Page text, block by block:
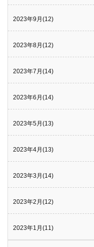
2023年9月(12)
2023年8月(12)
2023年7月(14)
2023年6月(14)
2023年5月(13)
2023年4月(13)
2023年3月(14)
2023年2月(12)
2023年1月(11)